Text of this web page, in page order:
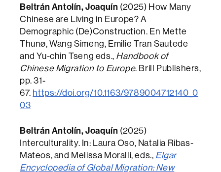
Beltrán Antolín, Joaquín (2025) How Many
Chinese are Living in Europe? A
Demographic (De)Construction. En Mette
Thunø, Wang Simeng, Emilie Tran Sautede
and Yu-chin Tseng eds., Handbook of
Chinese Migration to Europe. Brill Publishers,
pp. 31-
67. https://doi.org/10.1163/9789004712140_0
03
Beltrán Antolín, Joaquín (2025)
Interculturality. In: Laura Oso, Natalia Ribas-
Mateos, and Melissa Moralli, eds., Elgar
Encyclopedia of Global Migration: New